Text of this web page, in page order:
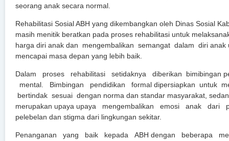
seorang anak secara normal.
Rehabilitasi Sosial ABH yang dikembangkan oleh Dinas Sosial
masih menitik beratkan pada proses rehabilitasi untuk
harga diri anak dan mengembalikan semangat dalam diri anak
mencapai masa depan yang lebih baik.
Dalam proses rehabilitasi setidaknya diberikan bimibingan
mental. Bimbingan pendidikan formal dipersiapkan untuk
bertindak sesuai dengan norma dan standar masyarakat,
merupakan upaya upaya mengembalikan emosi anak dari
pelebelan dan stigma dari lingkungan sekitar.
Penanganan yang baik kepada ABH dengan beberapa